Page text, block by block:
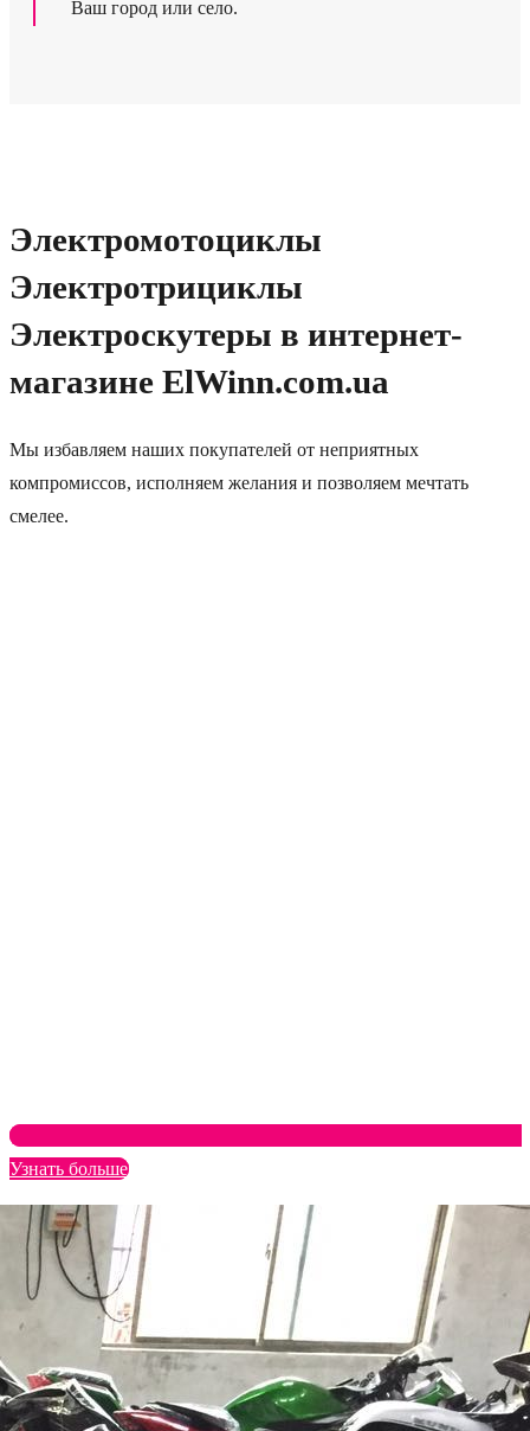
Ваш город или село.
Электромотоциклы
Электротрициклы
Электроскутеры в интернет-
магазине ElWinn.com.ua
Мы избавляем наших покупателей от неприятных
компромиссов, исполняем желания и позволяем мечтать
смелее.
Узнать больше